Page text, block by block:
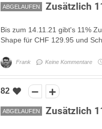
ABGELAUFEN Zusätzlich
Bis zum 14.11.21 gibt's 11%
Shape für CHF 129.95 und
Frank Keine Kommentare
82
ABGELAUFEN Zusätzlich